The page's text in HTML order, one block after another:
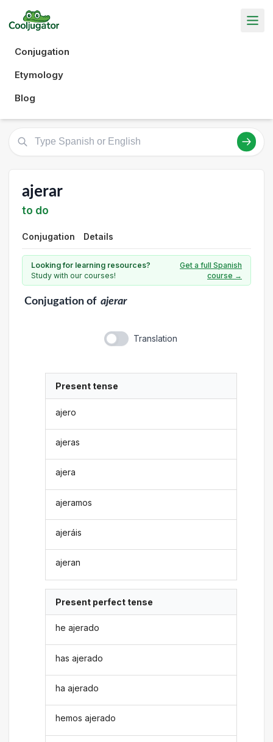
Conjugation
Etymology
Blog
ajerar
to do
Conjugation Details
Looking for learning resources?
Study with our courses!
Get a full Spanish
course →
Conjugationof ajerar
Translation
Present tense
ajero
ajeras
ajera
ajeramos
ajeráis
ajeran
Present perfect tense
he ajerado
has ajerado
ha ajerado
hemos ajerado